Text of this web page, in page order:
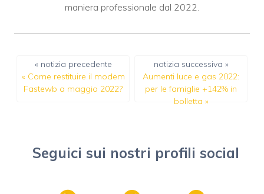
maniera professionale dal 2022.
« notizia precedente
« Come restituire il modem
Fastewb a maggio 2022?
notizia successiva »
Aumenti luce e gas 2022:
per le famiglie +142% in
bolletta »
Seguici sui nostri profili social